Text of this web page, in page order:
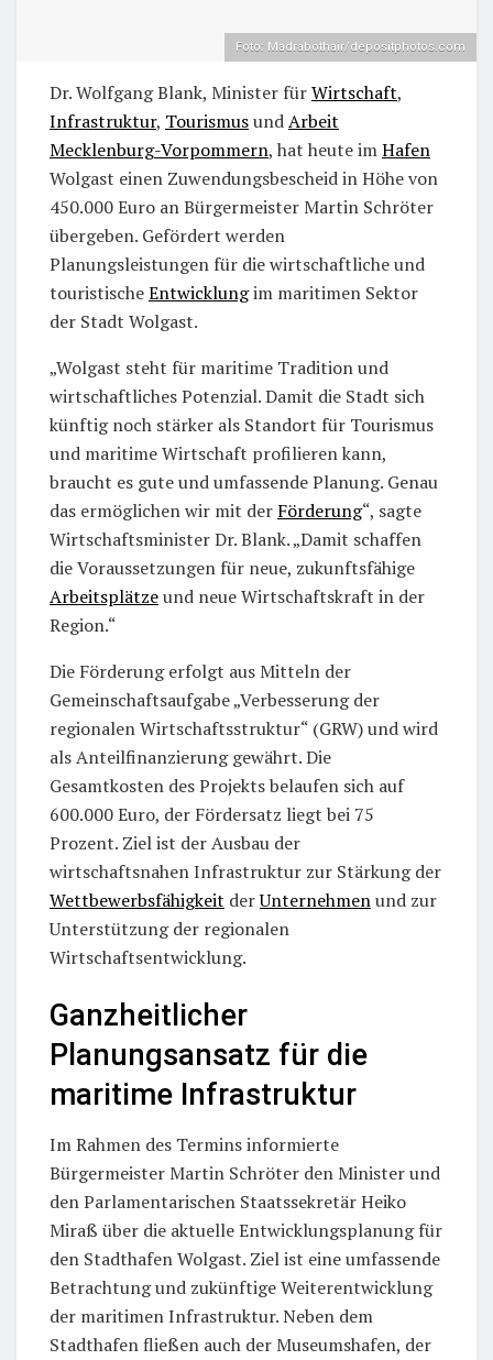
Foto: Madrabothair/depositphotos.com
Dr. Wolfgang Blank, Minister fürWirtschaft,
Infrastruktur, TourismusundArbeit
Mecklenburg-Vorpommern, hat heute imHafen
Wolgast einen Zuwendungsbescheid in Höhe von
450.000 Euro an Bürgermeister Martin Schröter
übergeben. Gefördert werden
Planungsleistungen für die wirtschaftliche und
touristischeEntwicklungim maritimen Sektor
der Stadt Wolgast.
„Wolgast steht für maritime Tradition und
wirtschaftliches Potenzial. Damit die Stadt sich
künftig noch stärker als Standort für Tourismus
und maritime Wirtschaft profilieren kann,
braucht es gute und umfassende Planung. Genau
das ermöglichen wir mit der Förderung“, sagte
Wirtschaftsminister Dr. Blank. „Damit schaffen
die Voraussetzungen für neue, zukunftsfähige
Arbeitsplätzeund neue Wirtschaftskraft in der
Region.“
Die Förderung erfolgt aus Mitteln der
Gemeinschaftsaufgabe „Verbesserung der
regionalen Wirtschaftsstruktur“ (GRW) und wird
als Anteilfinanzierung gewährt. Die
Gesamtkosten des Projekts belaufen sich auf
600.000 Euro, der Fördersatz liegt bei 75
Prozent. Ziel ist der Ausbau der
wirtschaftsnahen Infrastruktur zur Stärkung der
Wettbewerbsfähigkeit derUnternehmenund zur
Unterstützung der regionalen
Wirtschaftsentwicklung.
Ganzheitlicher
Planungsansatz für die
maritime Infrastruktur
Im Rahmen des Termins informierte
Bürgermeister Martin Schröter den Minister und
den Parlamentarischen Staatssekretär Heiko
Miraß über die aktuelle Entwicklungsplanung für
den Stadthafen Wolgast. Ziel ist eine umfassende
Betrachtung und zukünftige Weiterentwicklung
der maritimen Infrastruktur. Neben dem
Stadthafen fließen auch der Museumshafen, der